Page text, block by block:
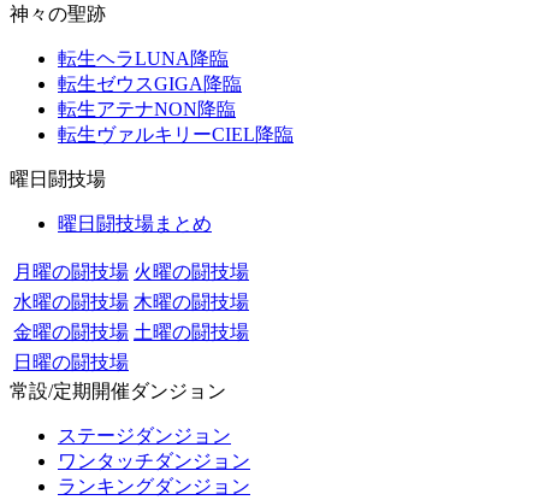
神々の聖跡
転生ヘラLUNA降臨
転生ゼウスGIGA降臨
転生アテナNON降臨
転生ヴァルキリーCIEL降臨
曜日闘技場
曜日闘技場まとめ
月曜の闘技場 火曜の闘技場
水曜の闘技場 木曜の闘技場
金曜の闘技場 土曜の闘技場
日曜の闘技場
常設/定期開催ダンジョン
ステージダンジョン
ワンタッチダンジョン
ランキングダンジョン